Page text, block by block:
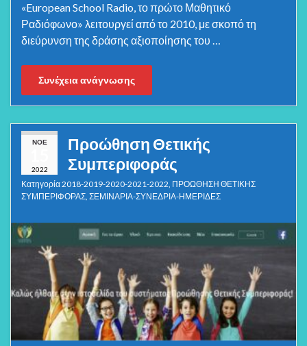
«European School Radio, το πρώτο Μαθητικό
Ραδιόφωνο» λειτουργεί από το 2010, με σκοπό τη
διεύρυνση της δράσης αξιοποίησης του …
Συνέχεια ανάγνωσης
ΝΟΈ
2022
Προώθηση Θετικής
Συμπεριφοράς
Κατηγορία2018-2019-2020-2021-2022, ΠΡΟΩΘΗΣΗ ΘΕΤΙΚΗΣ
ΣΥΜΠΕΡΙΦΟΡΑΣ, ΣΕΜΙΝΑΡΙΑ-ΣΥΝΕΔΡΙΑ-ΗΜΕΡΙΔΕΣ